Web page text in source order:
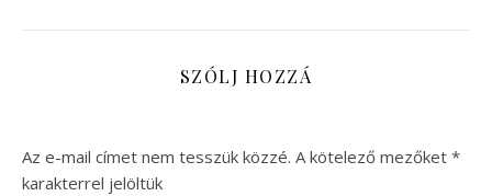
SZÓLJ HOZZÁ
Az e-mail címet nem tesszük közzé. A kötelező mezőket *
karakterrel jelöltük